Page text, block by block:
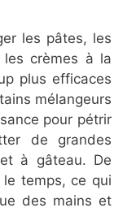
les pâtes, les
crèmes à la
plus efficaces
mélangeurs
pour pétrir
de grandes
à gâteau. De
temps, ce qui
des mains et